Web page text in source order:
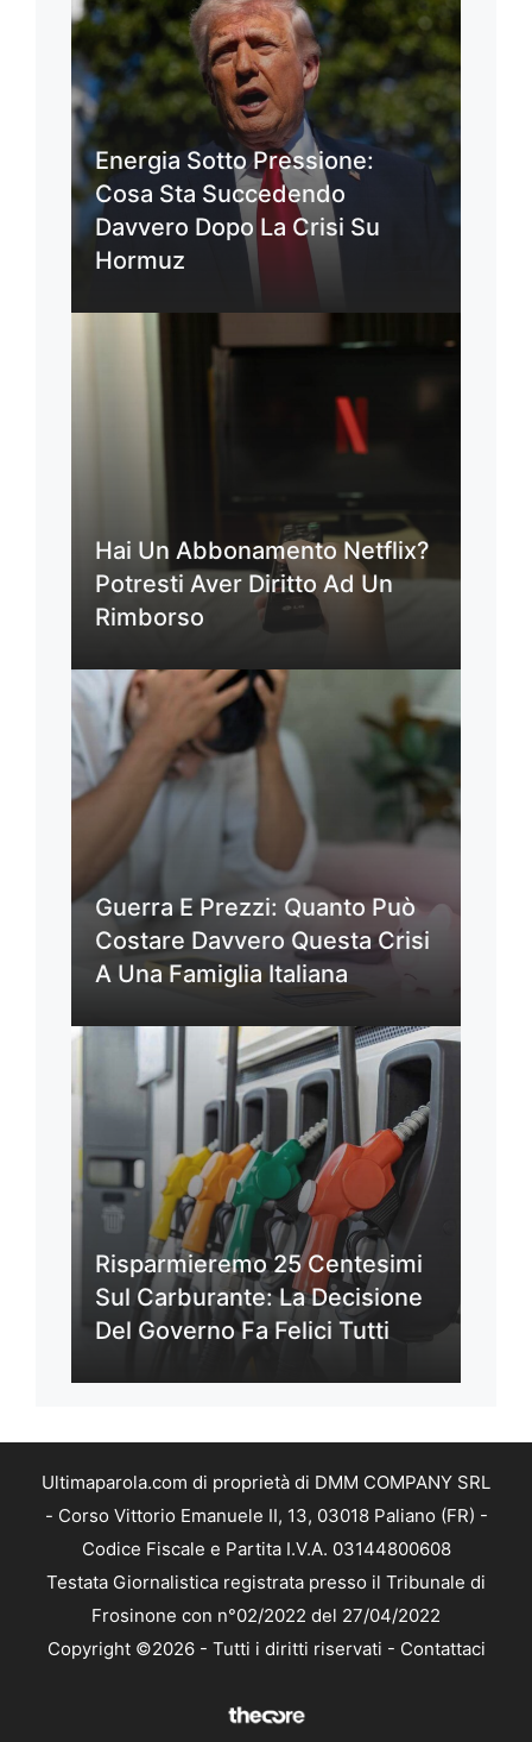
Energia Sotto Pressione:
Cosa Sta Succedendo
Davvero Dopo La Crisi Su
Hormuz
Hai Un Abbonamento Netflix?
Potresti Aver Diritto Ad Un
Rimborso
Guerra E Prezzi: Quanto Può
Costare Davvero Questa Crisi
A Una Famiglia Italiana
Risparmieremo 25 Centesimi
Sul Carburante: La Decisione
Del Governo Fa Felici Tutti
Ultimaparola.com di proprietà di DMM COMPANY SRL
- Corso Vittorio Emanuele II, 13, 03018 Paliano (FR) -
Codice Fiscale e Partita I.V.A. 03144800608
Testata Giornalistica registrata presso il Tribunale di
Frosinone con n°02/2022 del 27/04/2022
Copyright ©2026 - Tutti i diritti riservati - Contattaci